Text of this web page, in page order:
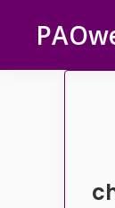
springen
Inhalt
springen
Seitenspalte
springen
Fußzeile
springen